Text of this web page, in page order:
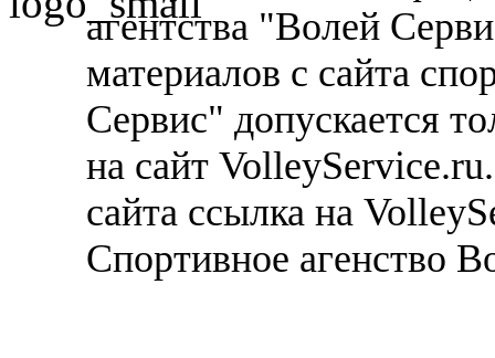
агентства "Волей
материалов с сайта
Сервис" допускается
на сайт
сайта ссылка на
Спортивное агенство